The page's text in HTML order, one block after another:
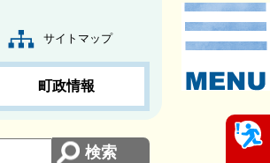
サイトマップ
町政情報